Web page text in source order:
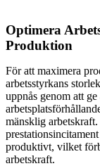
Optimera
Produktion
För att maximera
arbetsstyrkans
uppnås genom att
mänsklig
produktivt, vilket
arbetskraft.